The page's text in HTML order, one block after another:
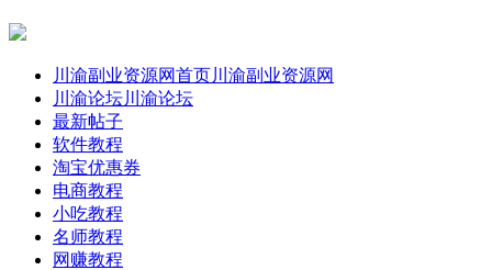
川渝副业资源网首页川渝副业资源网
川渝论坛川渝论坛
最新帖子
软件教程
淘宝优惠券
电商教程
小吃教程
名师教程
网赚教程